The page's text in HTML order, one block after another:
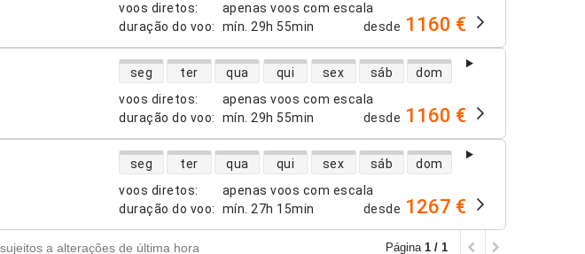
voos diretos:
apenas voos com escala
duração do voo: mín. 29h 55min desde 1160 €
voos diretos:
apenas voos com escala
duração do voo: mín. 29h 55min
disponibilidade de voos diretos
seg ter qua qui sex sáb dom
desde 1160 €
voos diretos:
apenas voos com escala
duração do voo: mín. 27h 15min
disponibilidade de voos diretos
seg ter qua qui sex sáb dom
desde 1267 €
a alterações de última hora Página 1 / 1